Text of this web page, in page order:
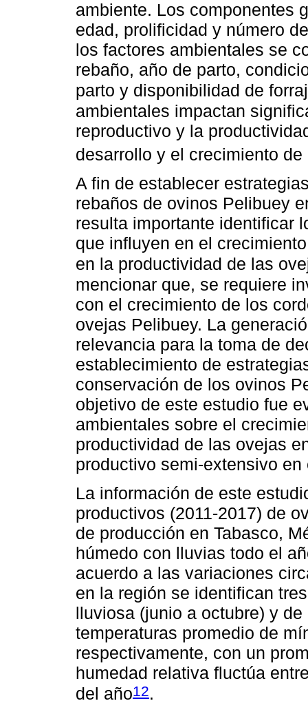
ambiente. Los componentes
edad, prolificidad y número
los factores ambientales se
rebaño, año de parto,
parto y disponibilidad de
ambientales impactan
reproductivo y la
desarrollo y el crecimiento
A fin de establecer
rebaños de ovinos Pelibuey
resulta importante identificar
que influyen en el
en la productividad de las
mencionar que, se requiere
con el crecimiento de los
ovejas Pelibuey. La
relevancia para la toma de
establecimiento de
conservación de los ovinos
objetivo de este estudio fue
ambientales sobre el
productividad de las ovejas
productivo semi-extensivo
La información de este
productivos (2011-2017) de
de producción en Tabasco,
húmedo con lluvias todo el
acuerdo a las variaciones
en la región se identifican
lluviosa (junio a octubre) y
temperaturas promedio de
respectivamente, con un
humedad relativa fluctúa
del año12.